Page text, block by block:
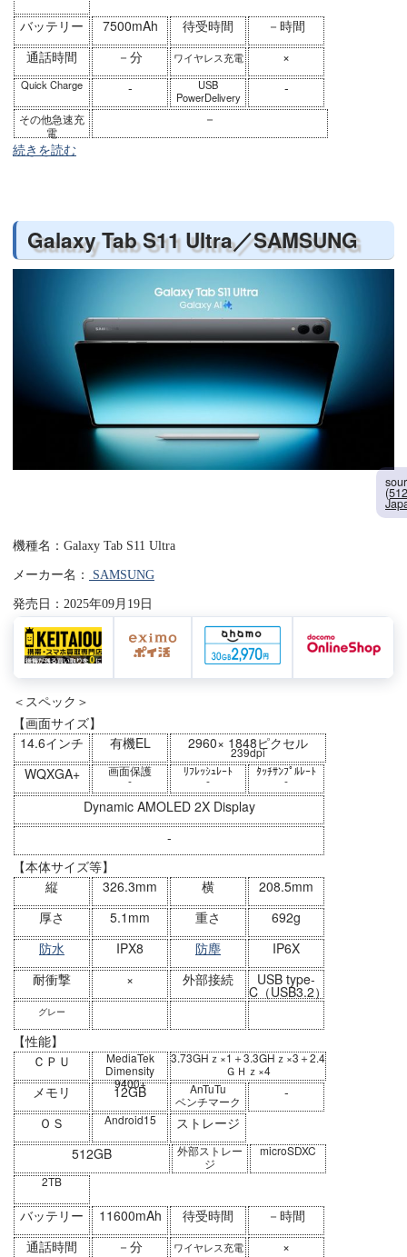
バッテリー 7500mAh 待受時間
－時間
通話時間
－分 ワイヤレス充電 ×
Quick Charge -
USB
PowerDelivery
-
その他急速充
電
－
続きを読む
Galaxy Tab S11 Ultra／SAMSUNG
機種名：Galaxy Tab S11 Ultra
メーカー名： SAMSUNG
発売日：2025年09月19日
＜スペック＞
【画面サイズ】
14.6インチ
有機EL 2960× 1848ピクセル
239dpi
WQXGA+ 画面保護
-
ﾘﾌﾚｯｼｭﾚｰﾄ
-
ﾀｯﾁｻﾝﾌﾟﾙﾚｰﾄ
-
Dynamic AMOLED 2X Display
-
【本体サイズ等】
縦
326.3mm 横
208.5mm
厚さ
5.1mm 重さ
692g
防水
IPX8 防塵
IP6X
耐衝撃
× 外部接続 USB type-
C（USB3.2）
グレー
【性能】
ＣＰＵ
MediaTek
Dimensity
9400+
3.73GHｚ×1＋3.3GHｚ×3＋2.4
ＧＨｚ×4
メモリ 12GB
AnTuTu
ベンチマーク
-
ＯＳ
Android15
ストレージ
512GB
外部ストレー
ジ
microSDXC
2TB
バッテリー 11600mAh 待受時間
－時間
通話時間
－分 ワイヤレス充電 ×